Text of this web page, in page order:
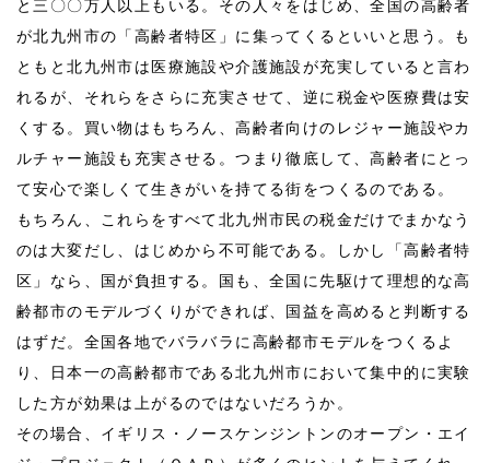
と三〇〇万人以上もいる。その人々をはじめ、全国の高齢者
が北九州市の「高齢者特区」に集ってくるといいと思う。も
ともと北九州市は医療施設や介護施設が充実していると言わ
れるが、それらをさらに充実させて、逆に税金や医療費は安
くする。買い物はもちろん、高齢者向けのレジャー施設やカ
ルチャー施設も充実させる。つまり徹底して、高齢者にとっ
て安心で楽しくて生きがいを持てる街をつくるのである。
もちろん、これらをすべて北九州市民の税金だけでまかなう
のは大変だし、はじめから不可能である。しかし「高齢者特
区」なら、国が負担する。国も、全国に先駆けて理想的な高
齢都市のモデルづくりができれば、国益を高めると判断する
はずだ。全国各地でバラバラに高齢都市モデルをつくるよ
り、日本一の高齢都市である北九州市において集中的に実験
した方が効果は上がるのではないだろうか。
その場合、イギリス・ノースケンジントンのオープン・エイ